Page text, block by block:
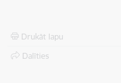
Drukāt lapu
Dalīties